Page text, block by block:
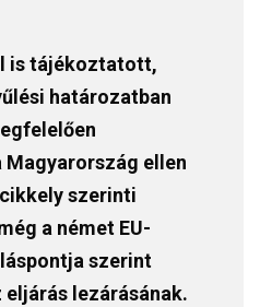
is tájékoztatott,
határozatban
Magyarország ellen
szerinti
a német EU-
szerint
eljárás lezárásának.